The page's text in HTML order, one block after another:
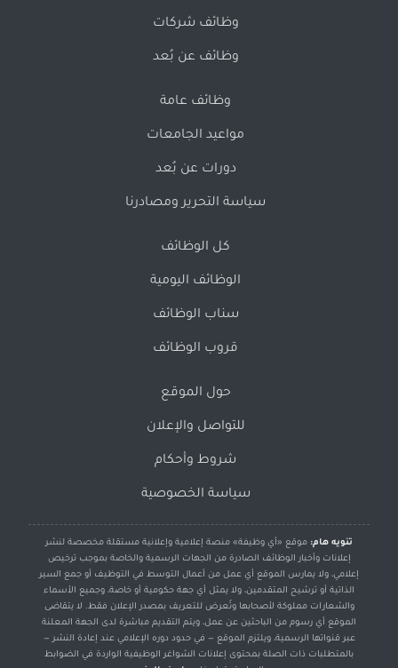
وظائف شركات
وظائف عن بُعد
وظائف عامة
مواعيد الجامعات
دورات عن بُعد
سياسة التحرير ومصادرنا
كل الوظائف
الوظائف اليومية
سناب الوظائف
قروب الوظائف
حول الموقع
للتواصل والإعلان
شروط وأحكام
سياسة الخصوصية
تنويه هام: موقع «أي وظيفة» منصة إعلامية وإعلانية مستقلة مخصصة لنشر
إعلانات وأخبار الوظائف الصادرة من الجهات الرسمية والخاصة بموجب ترخيص
إعلامي، ولا يمارس الموقع أي عمل من أعمال التوسط في التوظيف أو جمع السير
الذاتية أو ترشيح المتقدمين، ولا يمثل أي جهة حكومية أو خاصة، وجميع الأسماء
والشعارات مملوكة لأصحابها وتُعرض للتعريف بمصدر الإعلان فقط. لا يتقاضى
الموقع أي رسوم من الباحثين عن عمل، ويتم التقديم مباشرة لدى الجهة المعلنة
عبر قنواتها الرسمية، ويلتزم الموقع — في حدود دوره الإعلامي عند إعادة النشر —
بالمتطلبات ذات الصلة بمحتوى إعلانات الشواغر الوظيفية الواردة في الضوابط